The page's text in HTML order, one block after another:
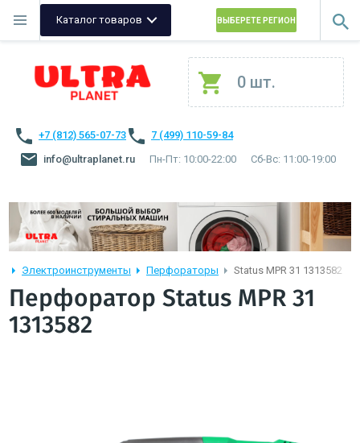
Каталог товаров ВЫБЕРЕТЕ РЕГИОН
0 шт.
+7 (812) 565-07-73
7 (499) 110-59-84
info@ultraplanet.ru
Пн-Пт: 10:00-22:00 Сб-Вс: 11:00-19:00
Электроинструменты Перфораторы Status MPR 31 1313582
Перфоратор Status MPR 31
1313582